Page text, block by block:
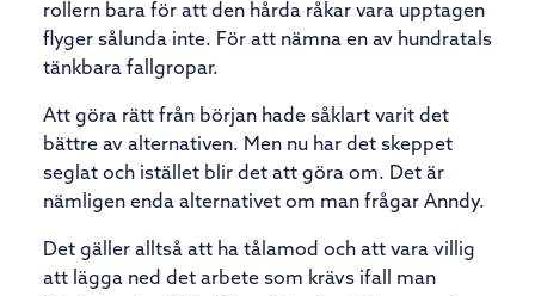
rollern bara för att den hårda råkar vara upptagen
flyger sålunda inte. För att nämna en av hundratals
tänkbara fallgropar.
Att göra rätt från början hade såklart varit det
bättre av alternativen. Men nu har det skeppet
seglat och istället blir det att göra om. Det är
nämligen enda alternativet om man frågar Anndy.
Det gäller alltså att ha tålamod och att vara villig
att lägga ned det arbete som krävs ifall man